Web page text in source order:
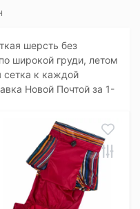
шерсть без
широкой груди, летом
сетка к каждой
Новой Почтой за 1-